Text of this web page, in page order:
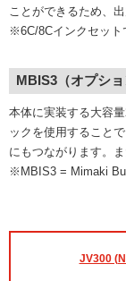
ことができるため、
※6C/8Cインクセット
MBIS3（オプシ
本体に実装する大容
ックを使用すること
にもつながります。
※MBIS3 = Mimaki
JV300